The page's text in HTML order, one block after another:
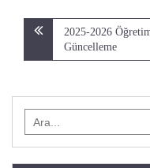
Yazı
gezinmesi
2025-2026
Güncelleme
for: